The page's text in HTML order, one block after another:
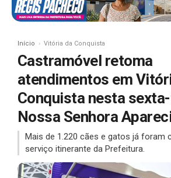
Início Vitória da Conquista
Castramóvel retoma
atendimentos em
Conquista nesta
Nossa Senhora
Mais de 1.220 cães e gatos já foram
serviço itinerante da Prefeitura.